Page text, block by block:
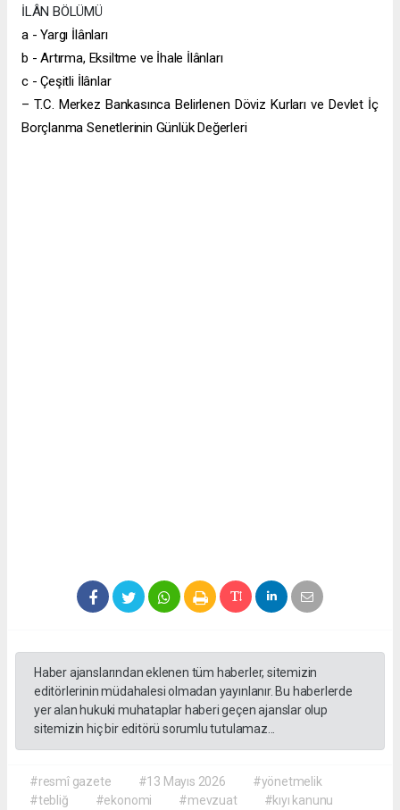
İLÂN BÖLÜMÜ
a - Yargı İlânları
b - Artırma, Eksiltme ve İhale İlânları
c - Çeşitli İlânlar
– T.C. Merkez Bankasınca Belirlenen Döviz Kurları ve Devlet İç
Borçlanma Senetlerinin Günlük Değerleri
Haber ajanslarından eklenen tüm haberler, sitemizin
editörlerinin müdahalesi olmadan yayınlanır. Bu haberlerde
yer alan hukuki muhataplar haberi geçen ajanslar olup
sitemizin hiç bir editörü sorumlu tutulamaz...
#resmî gazete #13 Mayıs 2026
#yönetmelik
#tebliğ
#ekonomi #mevzuat
#kıyı kanunu